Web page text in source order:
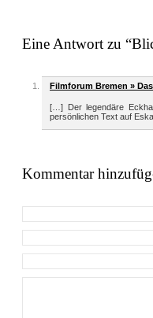
Eine Antwort zu
Filmforum Bremen »
[…] Der legendäre
persönlichen Text auf
Kommentar